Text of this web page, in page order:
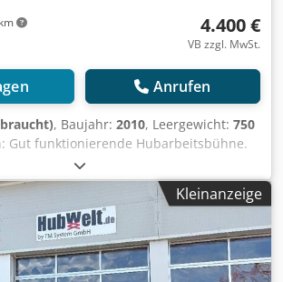
4.400 €
VB zzgl. MwSt.
Anrufen
, Baujahr: 2010, Leergewicht: 750
Gut funktionierende Hubarbeitsbühne.
m. Dcsdpfxozpfu Ns Anpok Bodenhöhe:
und Transport sind verhandelbar.
rufen Sie an oder senden Sie
Kleinanzeige